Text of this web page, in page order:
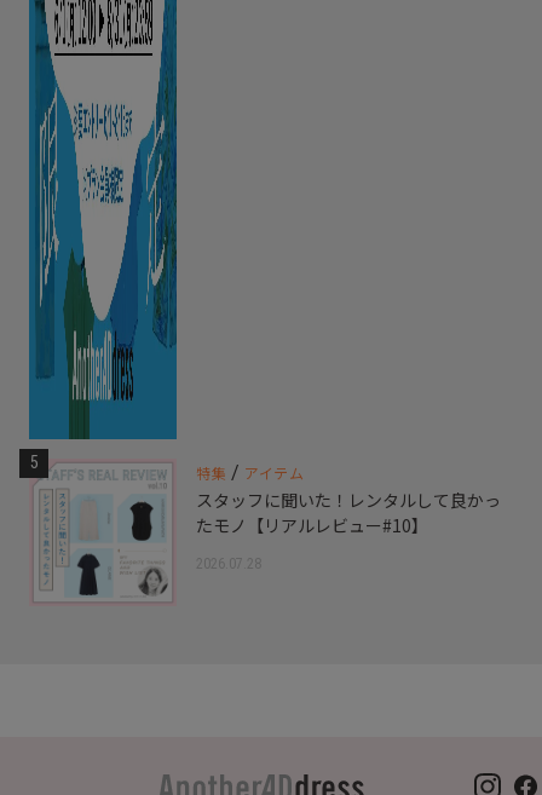
5 特集 / アイテム
スタッフに聞いた！レンタルして良かっ
たモノ【リアルレビュー#10】
2026.07.28